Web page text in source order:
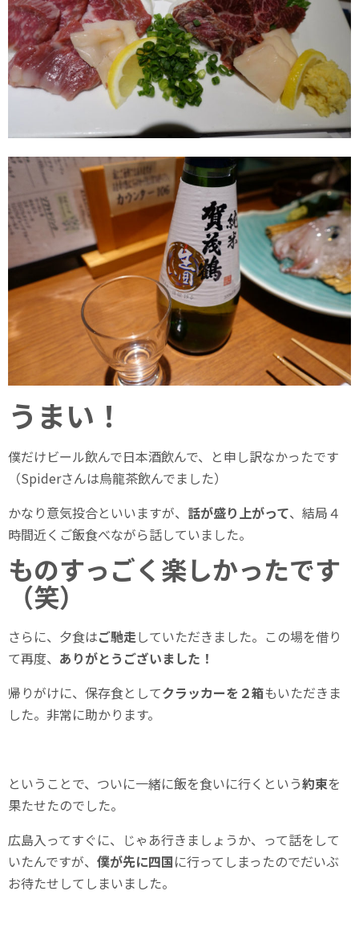
うまい！
僕だけビール飲んで日本酒飲んで、と申し訳なかったです
（Spiderさんは烏龍茶飲んでました）
かなり意気投合といいますが、 話が盛り上がって、結局４
時間近くご飯食べながら話していました。
ものすっごく楽しかったです
（笑）
さらに、夕食はご馳走していただきました。この場を借り
て再度、 ありがとうございました！
帰りがけに、保存食としてクラッカーを２箱もいただきま
した。非常に助かります。
ということで、ついに一緒に飯を食いに行くという約束を
果たせたのでした。
広島入ってすぐに、じゃあ行きましょうか、って話をして
いたんですが、 僕が先に四国に行ってしまったのでだいぶ
お待たせしてしまいました。